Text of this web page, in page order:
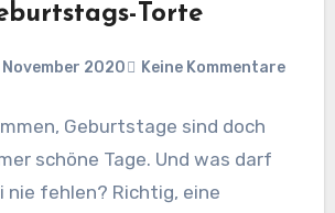
Torte
November 2020 Keine Kommentare
Geburtstage sind doch
schöne Tage. Und was darf
nie fehlen? Richtig, eine